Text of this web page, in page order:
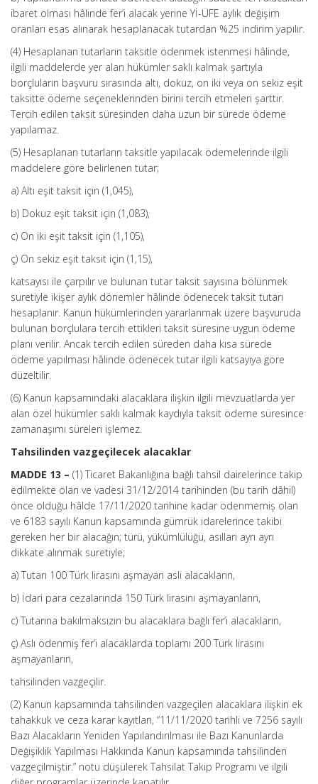
ibaret olması hâlinde fer’i alacak yerine Yİ-ÜFE aylık değişim
oranları esas alınarak hesaplanacak tutardan %25 indirim yapılır.
(4) Hesaplanan tutarların taksitle ödenmek istenmesi hâlinde,
ilgili maddelerde yer alan hükümler saklı kalmak şartıyla
borçluların başvuru sırasında altı, dokuz, on iki veya on sekiz eşit
taksitte ödeme seçeneklerinden birini tercih etmeleri şarttır.
Tercih edilen taksit süresinden daha uzun bir sürede ödeme
yapılamaz.
(5) Hesaplanan tutarların taksitle yapılacak ödemelerinde ilgili
maddelere göre belirlenen tutar;
a) Altı eşit taksit için (1,045),
b) Dokuz eşit taksit için (1,083),
c) On iki eşit taksit için (1,105),
ç) On sekiz eşit taksit için (1,15),
katsayısı ile çarpılır ve bulunan tutar taksit sayısına bölünmek
suretiyle ikişer aylık dönemler hâlinde ödenecek taksit tutarı
hesaplanır. Kanun hükümlerinden yararlanmak üzere başvuruda
bulunan borçlulara tercih ettikleri taksit süresine uygun ödeme
planı verilir. Ancak tercih edilen süreden daha kısa sürede
ödeme yapılması hâlinde ödenecek tutar ilgili katsayıya göre
düzeltilir.
(6) Kanun kapsamındaki alacaklara ilişkin ilgili mevzuatlarda yer
alan özel hükümler saklı kalmak kaydıyla taksit ödeme süresince
zamanaşımı süreleri işlemez.
Tahsilinden vazgeçilecek alacaklar
MADDE 13 – (1) Ticaret Bakanlığına bağlı tahsil dairelerince takip
edilmekte olan ve vadesi 31/12/2014 tarihinden (bu tarih dâhil)
önce olduğu hâlde 17/11/2020 tarihine kadar ödenmemiş olan
ve 6183 sayılı Kanun kapsamında gümrük idarelerince takibi
gereken her bir alacağın; türü, yükümlülüğü, asılları ayrı ayrı
dikkate alınmak suretiyle;
a) Tutarı 100 Türk lirasını aşmayan asli alacakların,
b) İdari para cezalarında 150 Türk lirasını aşmayanların,
c) Tutarına bakılmaksızın bu alacaklara bağlı fer’i alacakların,
ç) Aslı ödenmiş fer’i alacaklarda toplamı 200 Türk lirasını
aşmayanların,
tahsilinden vazgeçilir.
(2) Kanun kapsamında tahsilinden vazgeçilen alacaklara ilişkin ek
tahakkuk ve ceza karar kayıtları, “11/11/2020 tarihli ve 7256 sayılı
Bazı Alacakların Yeniden Yapılandırılması ile Bazı Kanunlarda
Değişiklik Yapılması Hakkında Kanun kapsamında tahsilinden
vazgeçilmiştir.” notu düşülerek Tahsilat Takip Programı ve ilgili